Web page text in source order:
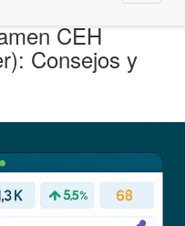
CEH
Consejos y